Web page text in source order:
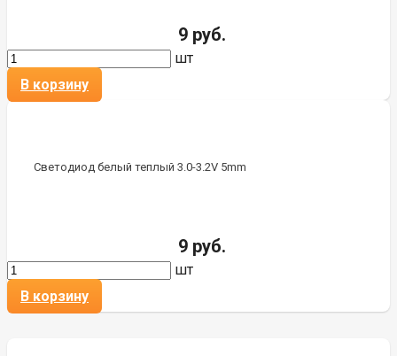
9 руб.
шт
В корзину
Светодиод белый теплый 3.0-3.2V 5mm
9 руб.
шт
В корзину